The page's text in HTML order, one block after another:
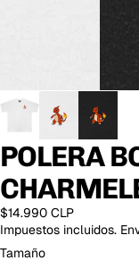
POLERA
$14.990 CLP
Impuestos incluidos.
Tamaño